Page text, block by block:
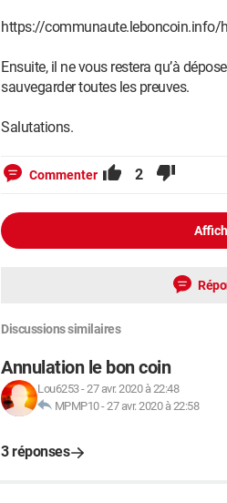
https://communaute.leboncoin.info/
Ensuite, il ne vous restera qu’à
sauvegarder toutes les preuves.
Salutations.
Commenter 2
Discussions similaires
Annulation le bon coin
Lou6253-27 avr. 2020 à 22:48
MPMP10-27 avr. 2020 à 22:58
3 réponses